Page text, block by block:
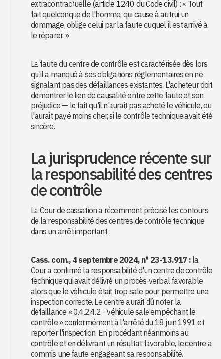
extracontractuelle (article 1240 du Code civil) : « Tout
fait quelconque de l'homme, qui cause à autrui un
dommage, oblige celui par la faute duquel il est arrivé à
le réparer. »
La faute du centre de contrôle est caractérisée dès lors
qu'il a manqué à ses obligations réglementaires en ne
signalant pas des défaillances existantes. L'acheteur doit
démontrer le lien de causalité entre cette faute et son
préjudice — le fait qu'il n'aurait pas acheté le véhicule, ou
l'aurait payé moins cher, si le contrôle technique avait été
sincère.
La jurisprudence récente sur
la responsabilité des centres
de contrôle
La Cour de cassation a récemment précisé les contours
de la responsabilité des centres de contrôle technique
dans un arrêt important :
Cass. com., 4 septembre 2024, n° 23-13.917 : la
Cour a confirmé la responsabilité d'un centre de contrôle
technique qui avait délivré un procès-verbal favorable
alors que le véhicule était trop sale pour permettre une
inspection correcte. Le centre aurait dû noter la
défaillance « 0.4.2.4.2 - Véhicule sale empêchant le
contrôle » conformément à l'arrêté du 18 juin 1991 et
reporter l'inspection. En procédant néanmoins au
contrôle et en délivrant un résultat favorable, le centre a
commis une faute engageant sa responsabilité.